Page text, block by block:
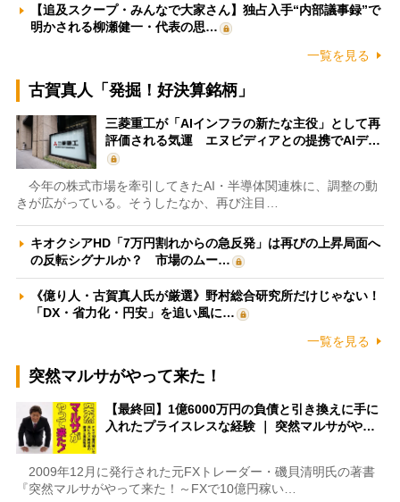
【追及スクープ・みんなで大家さん】独占入手“内部議事録”で
明かされる柳瀬健一・代表の思…
一覧を見る
古賀真人「発掘！好決算銘柄」
三菱重工が「AIインフラの新たな主役」として再
評価される気運 エヌビディアとの提携でAIデ…
今年の株式市場を牽引してきたAI・半導体関連株に、調整の動
きが広がっている。そうしたなか、再び注目…
キオクシアHD「7万円割れからの急反発」は再びの上昇局面へ
の反転シグナルか？ 市場のムー…
《億り人・古賀真人氏が厳選》野村総合研究所だけじゃない！
「DX・省力化・円安」を追い風に…
一覧を見る
突然マルサがやって来た！
【最終回】1億6000万円の負債と引き換えに手に
入れたプライスレスな経験 ｜ 突然マルサがや…
2009年12月に発行された元FXトレーダー・磯貝清明氏の著書
『突然マルサがやって来た！～FXで10億円稼い…